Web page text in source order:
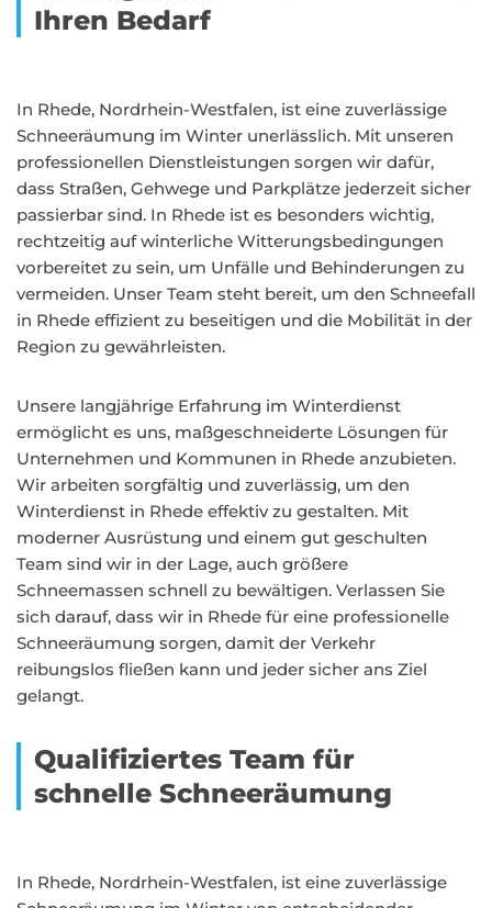
Ihren Bedarf
In Rhede, Nordrhein-Westfalen, ist eine zuverlässige
Schneeräumung im Winter unerlässlich. Mit unseren
professionellen Dienstleistungen sorgen wir dafür,
dass Straßen, Gehwege und Parkplätze jederzeit sicher
passierbar sind. In Rhede ist es besonders wichtig,
rechtzeitig auf winterliche Witterungsbedingungen
vorbereitet zu sein, um Unfälle und Behinderungen zu
vermeiden. Unser Team steht bereit, um den Schneefall
in Rhede effizient zu beseitigen und die Mobilität in der
Region zu gewährleisten.
Unsere langjährige Erfahrung im Winterdienst
ermöglicht es uns, maßgeschneiderte Lösungen für
Unternehmen und Kommunen in Rhede anzubieten.
Wir arbeiten sorgfältig und zuverlässig, um den
Winterdienst in Rhede effektiv zu gestalten. Mit
moderner Ausrüstung und einem gut geschulten
Team sind wir in der Lage, auch größere
Schneemassen schnell zu bewältigen. Verlassen Sie
sich darauf, dass wir in Rhede für eine professionelle
Schneeräumung sorgen, damit der Verkehr
reibungslos fließen kann und jeder sicher ans Ziel
gelangt.
Qualifiziertes Team für
schnelle Schneeräumung
In Rhede, Nordrhein-Westfalen, ist eine zuverlässige